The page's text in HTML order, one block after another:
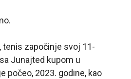
tenis započinje svoj 11-
Junajted kupom u
počeo, 2023. godine, kao